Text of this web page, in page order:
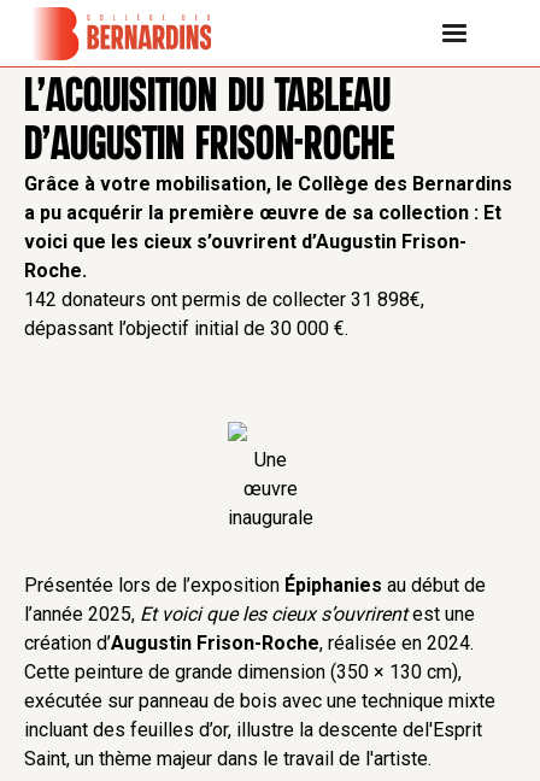
L’ACQUISITION DU TABLEAU
D’AUGUSTIN FRISON-ROCHE
Grâce à votre mobilisation, le Collège des Bernardins
a pu acquérir la première œuvre de sa collection : Et
voici que les cieux s’ouvrirent d’Augustin Frison-
Roche.
142 donateurs ont permis de collecter 31 898€,
dépassant l’objectif initial de 30 000 €.
Une
œuvre
inaugurale
Présentée lors de l’exposition Épiphanies au début de
l’année 2025, Et voici que les cieux s’ouvrirentest une
création d’Augustin Frison-Roche, réalisée en 2024.
Cette peinture de grande dimension (350 × 130 cm),
exécutée sur panneau de bois avec une technique mixte
incluant des feuilles d’or, illustre la descente del'Esprit
Saint, un thème majeur dans le travail de l'artiste.